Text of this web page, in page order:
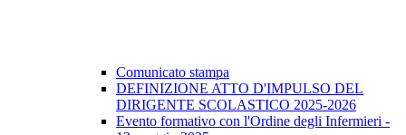
Comunicato stampa
DEFINIZIONE ATTO D'IMPULSO DEL
DIRIGENTE SCOLASTICO 2025-2026
Evento formativo con l'Ordine degli Infermieri -